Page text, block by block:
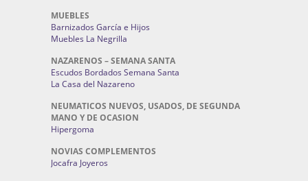
MUEBLES
Barnizados García e Hijos
Muebles La Negrilla
NAZARENOS – SEMANA SANTA
Escudos Bordados Semana Santa
La Casa del Nazareno
NEUMATICOS NUEVOS, USADOS, DE SEGUNDA
MANO Y DE OCASION
Hipergoma
NOVIAS COMPLEMENTOS
Jocafra Joyeros